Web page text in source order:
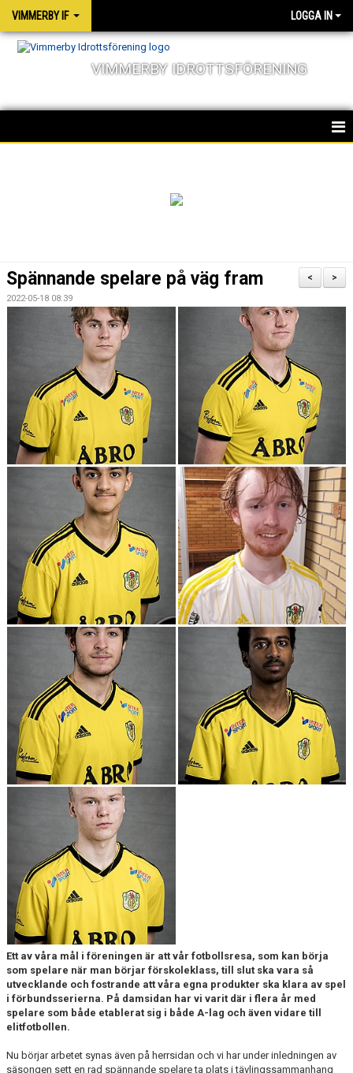
VIMMERBY IF LOGGA IN
VIMMERBY IDROTTSFÖRENING
OM FÖRENINGEN
SOCIALA ANSVAR
BARN & UNGDOMSVERKSAMHET
STÖTTA VIF
KONTAKT / BOKNING
>
<
Spännande spelare på väg fram
2022-05-18 08:39
Ett av våra mål i föreningen är att vår fotbollsresa, som kan börja
som spelare när man börjar förskoleklass, till slut ska vara så
utvecklande och fostrande att våra egna produkter ska klara av spel
i förbundsserierna. På damsidan har vi varit där i flera år med
spelare som både etablerat sig i både A-lag och även vidare till
elitfotbollen.
Nu börjar arbetet synas även på herrsidan och vi har under inledningen av
säsongen sett en rad spännande spelare ta plats i tävlingssammanhang